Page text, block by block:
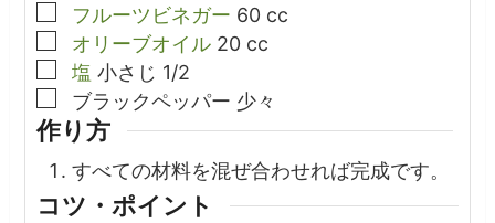
▢
フルーツビネガー 60 cc
▢
オリーブオイル 20 cc
▢
塩 小さじ 1/2
▢
ブラックペッパー 少々
作り方
すべての材料を混ぜ合わせれば完成です。
コツ・ポイント